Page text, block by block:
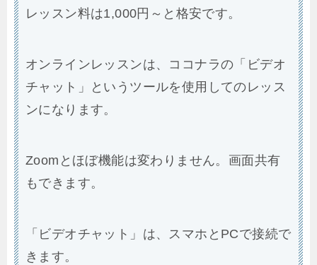
レッスン料は1,000円～と格安です。
オンラインレッスンは、ココナラの「ビデオ
チャット」というツールを使用してのレッス
ンになります。
Zoomとほぼ機能は変わりません。画面共有
もできます。
「ビデオチャット」は、スマホとPCで接続で
きます。